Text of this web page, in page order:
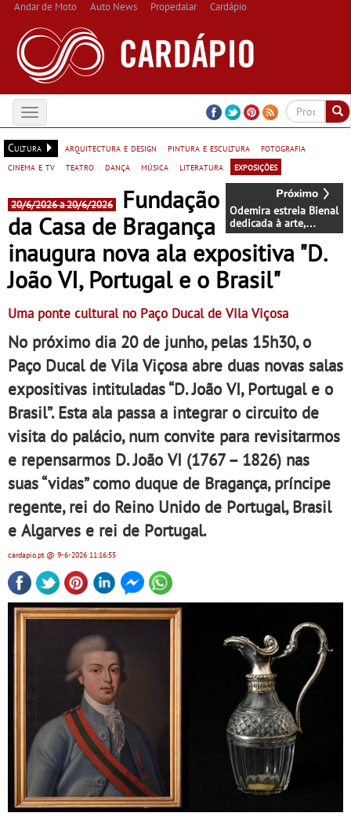
Andar de Moto Auto News Propedalar Cardápio
Toggle
navigation
Cultura
arquitectura e design pintura e escultura
fotografia
cinema e tv
teatro dança música literatura exposições
Odemira estreia Bienal
dedicada à arte,
ciência e comunidade
- Edição inaugural
decorrerá entre 3 e 5
de outubro de 2026
20/6/2026 a 20/6/2026
Fundação
da Casa de Bragança
inaugura nova ala expositiva "D.
João VI, Portugal e o Brasil"
Uma ponte cultural no Paço Ducal de Vila Viçosa
No próximo dia 20 de junho, pelas 15h30, o
Paço Ducal de Vila Viçosa abre duas novas salas
expositivas intituladas “D. João VI, Portugal e o
Brasil”. Esta ala passa a integrar o circuito de
visita do palácio, num convite para revisitarmos
e repensarmos D. João VI (1767 – 1826) nas
suas “vidas” como duque de Bragança, príncipe
regente, rei do Reino Unido de Portugal, Brasil
e Algarves e rei de Portugal.
cardapio.pt@ 9-6-2026 11:16:55